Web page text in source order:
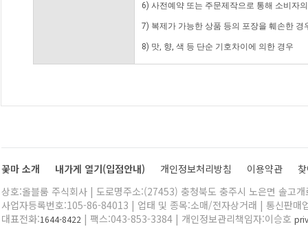
6) 사전예약 또는 주문제작으로 통해 소비자
7) 복제가 가능한 상품 등의 포장을 훼손한 경
8) 맛, 향, 색 등 단순 기호차이에 의한 경우
꽃마 소개 내가게 열기(입점안내) 개인정보처리방침 이용약관
상호:올블룸 주식회사 | 도로명주소:(27453) 충청북도 충주시 노은면 솔고
사업자등록번호:105-86-84013 | 업태 및 종목:소매/전자상거래 | 통신판매
대표전화:1644-8422 | 팩스:043-853-3384 | 개인정보관리책임자:이승호